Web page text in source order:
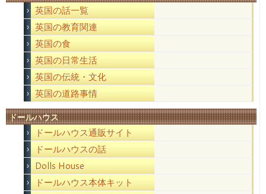
英国の話一覧
英国の教育関連
英国の食
英国の日常生活
英国の伝統・文化
英国の道路事情
ドールハウス
ドールハウス通販サイト
ドールハウスの話
Dolls House
ドールハウス本体キット